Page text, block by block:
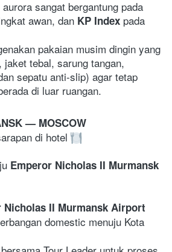
awan, dan KP Index pada
pakaian musim dingin yang
jaket tebal, sarung tangan,
sepatu anti-slip) agar tetap
di luar ruangan.
— MOSCOW
di hotel
Emperor Nicholas II Murmansk
Nicholas II Murmansk Airport
domestic menuju Kota